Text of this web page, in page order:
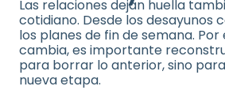
Las relaciones dejan huella
cotidiano. Desde los desayunos
los planes de fin de semana.
cambia, es importante
para borrar lo anterior, sino
nueva etapa.